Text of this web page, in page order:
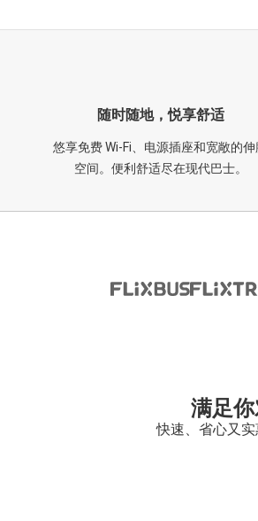
随时随地，悦享舒适
悠享免费 Wi-Fi、电源插座和宽敞的伸
空间。便利舒适尽在现代巴士。
满足
快速、省心又